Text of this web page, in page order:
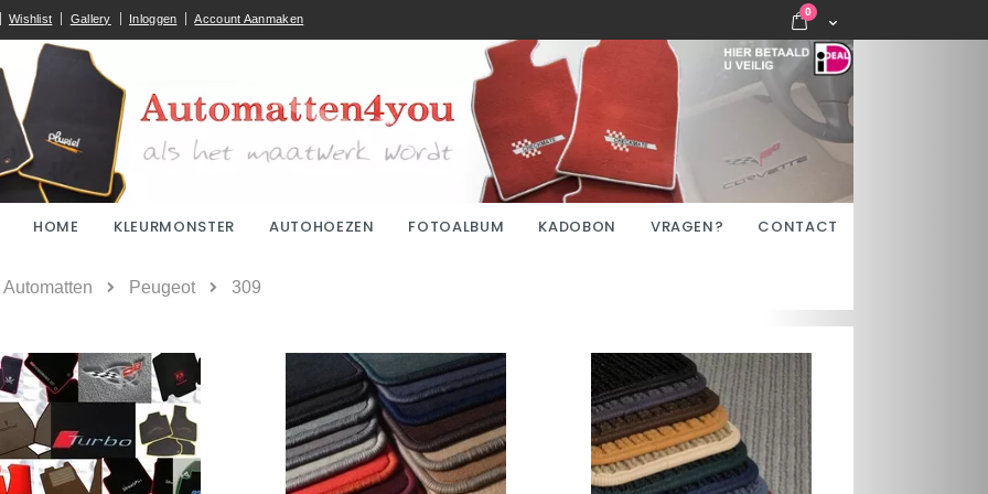
Wishlist Gallery Inloggen Account Aanmaken Cart
0 items
HOME KLEURMONSTER AUTOHOEZEN FOTOALBUM KADOBON VRAGEN? CONTACT
Automatten Peugeot 309